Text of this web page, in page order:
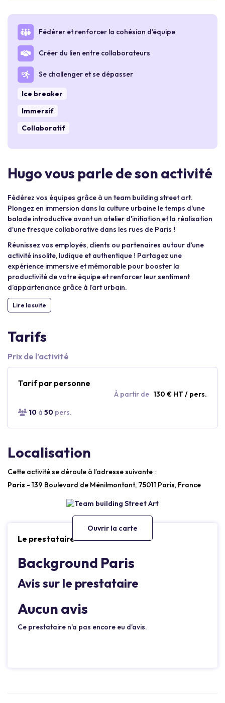
Fédérer et renforcer la cohésion d’équipe
Créer du lien entre collaborateurs
Se challenger et se dépasser
Ice breaker
Immersif
Collaboratif
Hugo vous parle de son activité
Fédérez vos équipes grâce à un team building street art.
Plongez en immersion dans la culture urbaine le temps d'une
balade introductive avant un atelier d'initiation et la réalisation
d'une fresque collaborative dans les rues de Paris !
Réunissez vos employés, clients ou partenaires autour d’une
activité insolite, ludique et authentique ! Partagez une
expérience immersive et mémorable pour booster la
productivité de votre équipe et renforcer leur sentiment
d’appartenance grâce à l’art urbain.
Lire la suite
Tarifs
Prix de l’activité
Tarif par personne
À partir de 130 € HT / pers.
10 à 50 pers.
Localisation
Cette activité se déroule à l’adresse suivante :
Paris - 139 Boulevard de Ménilmontant, 75011 Paris, France
Ouvrir la carte
Le prestataire
Background Paris
Avis sur le prestataire
Aucun avis
Ce prestataire n'a pas encore eu d'avis.